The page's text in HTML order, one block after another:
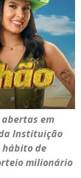
abertas em
Instituição
hábito de
milionário